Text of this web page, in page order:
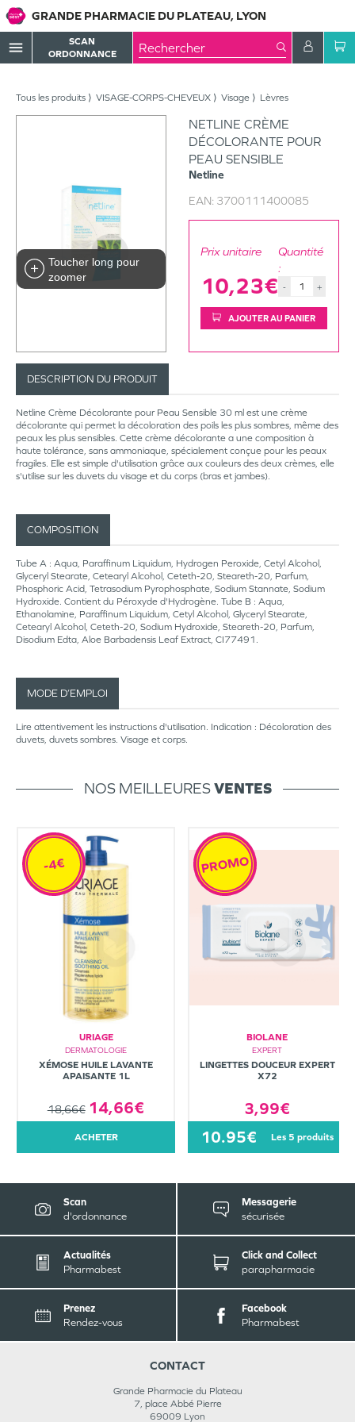
GRANDE PHARMACIE DU PLATEAU, LYON
menu
SCAN
ORDONNANCE
Tous les produits VISAGE-CORPS-CHEVEUX Visage Lèvres
Toucher long pour
zoomer
NETLINE CRÈME
DÉCOLORANTE POUR
PEAU SENSIBLE
Netline
EAN: 3700111400085
Prix unitaire
10,23€
Quantité
:
- +
AJOUTER AU PANIER
DESCRIPTION DU PRODUIT
Netline Crème Décolorante pour Peau Sensible 30 ml est une crème
décolorante qui permet la décoloration des poils les plus sombres, même des
peaux les plus sensibles. Cette crème décolorante a une composition à
haute tolérance, sans ammoniaque, spécialement conçue pour les peaux
fragiles. Elle est simple d'utilisation grâce aux couleurs des deux crèmes, elle
s'utilise sur les duvets du visage et du corps (bras et jambes).
COMPOSITION
Tube A : Aqua, Paraffinum Liquidum, Hydrogen Peroxide, Cetyl Alcohol,
Glyceryl Stearate, Cetearyl Alcohol, Ceteth-20, Steareth-20, Parfum,
Phosphoric Acid, Tetrasodium Pyrophosphate, Sodium Stannate, Sodium
Hydroxide. Contient du Péroxyde d'Hydrogène. Tube B : Aqua,
Ethanolamine, Paraffinum Liquidum, Cetyl Alcohol, Glyceryl Stearate,
Cetearyl Alcohol, Ceteth-20, Sodium Hydroxide, Steareth-20, Parfum,
Disodium Edta, Aloe Barbadensis Leaf Extract, CI77491.
MODE D’EMPLOI
Lire attentivement les instructions d'utilisation. Indication : Décoloration des
duvets, duvets sombres. Visage et corps.
NOS MEILLEURESVENTES
URIAGE
DERMATOLOGIE
XÉMOSE HUILE LAVANTE
APAISANTE 1L
18,66€ 14,66€
-4€
ACHETER
BIOLANE
EXPERT
LINGETTES DOUCEUR EXPERT
X72
3,99€
PROMO
10.95€ les 5 produits
Scan
d'ordonnance
Messagerie
sécurisée
Actualités
Pharmabest
Click and Collect
parapharmacie
Prenez
Rendez-vous
Facebook
Pharmabest
CONTACT
Grande Pharmacie du Plateau
7, place Abbé Pierre
69009 Lyon